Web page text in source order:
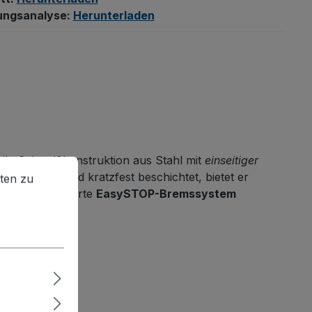
Herunterladen
Schweißkonstruktion aus Stahl mit einseitiger
Schlag- und kratzfest beschichtet, bietet er
das patentierte EasySTOP-Bremssystem
zu können.
Mehr Informationen ...
zu